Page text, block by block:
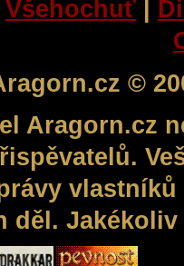
Všehochuť
©
Aragorn.cz
děl.